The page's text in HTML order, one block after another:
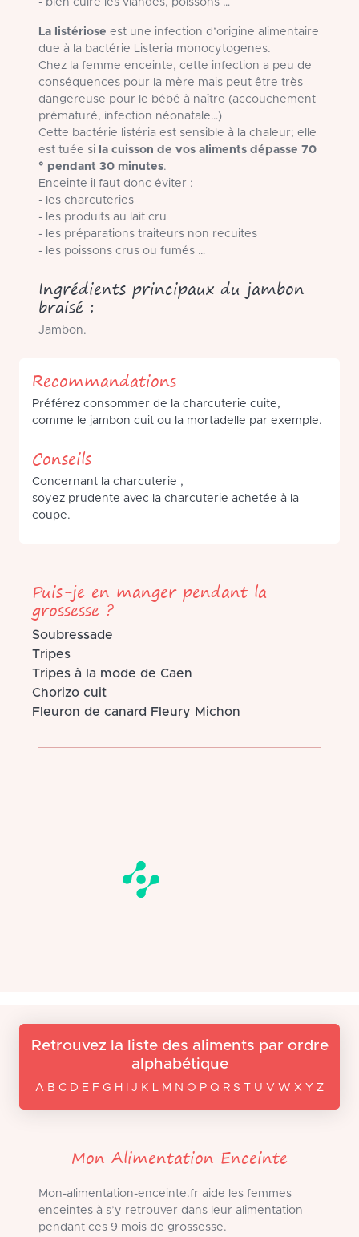
- bien cuire les viandes, poissons …
La listériose est une infection d’origine alimentaire
due à la bactérie Listeria monocytogenes.
Chez la femme enceinte, cette infection a peu de
conséquences pour la mère mais peut être très
dangereuse pour le bébé à naître (accouchement
prématuré, infection néonatale…)
Cette bactérie listéria est sensible à la chaleur; elle
est tuée si
la cuisson de vos aliments dépasse 70
° pendant 30 minutes.
Enceinte il faut donc éviter :
- les charcuteries
- les produits au lait cru
- les préparations traiteurs non recuites
- les poissons crus ou fumés …
Ingrédients principaux du jambon
braisé :
Jambon.
Recommandations
Préférez consommer de la charcuterie cuite,
comme le jambon cuit ou la mortadelle par exemple.
Conseils
Concernant la charcuterie ,
soyez prudente avec la charcuterie achetée à la
coupe.
Puis-je en manger pendant la
grossesse ?
Soubressade
Tripes
Tripes à la mode de Caen
Chorizo cuit
Fleuron de canard Fleury Michon
Retrouvez la liste des aliments par ordre
alphabétique
A B C D E F G H I J K L M N O P Q R S T U V W X Y Z
Mon Alimentation Enceinte
Mon-alimentation-enceinte.fr aide les femmes
enceintes à s’y retrouver dans leur alimentation
pendant ces 9 mois de grossesse.